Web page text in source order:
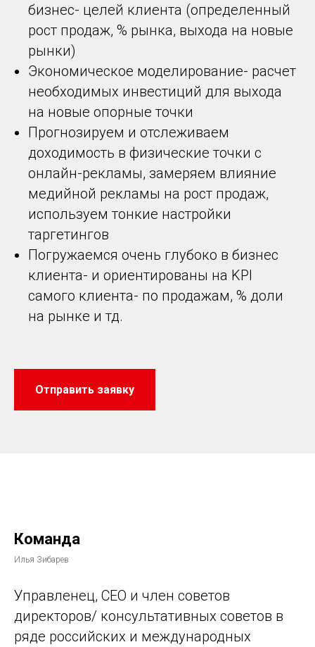
бизнес- целей клиента (определенный
рост продаж, % рынка, выхода на новые
рынки)
Экономическое моделирование- расчет
необходимых инвестиций для выхода
на новые опорные точки
Прогнозируем и отслеживаем
доходимость в физические точки с
онлайн-рекламы, замеряем влияние
медийной рекламы на рост продаж,
используем тонкие настройки
таргетингов
Погружаемся очень глубоко в бизнес
клиента- и ориентированы на KPI
самого клиента- по продажам, % доли
на рынке и тд.
Отправить заявку
Команда
Илья Зибарев
Управленец, CEО и член советов
директоров/ консультативных советов в
ряде российских и международных